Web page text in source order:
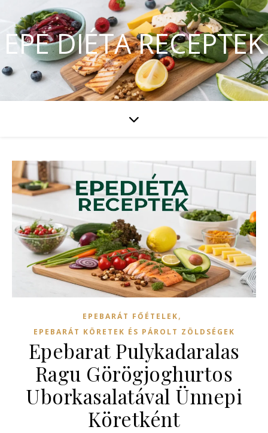
EPE DIÉTA RECEPTEK
EPEBARÁT FŐÉTELEK,
EPEBARÁT KÖRETEK ÉS PÁROLT ZÖLDSÉGEK
Epebarat Pulykadaralas
Ragu Görögjoghurtos
Uborkasalatával Ünnepi
Köretként